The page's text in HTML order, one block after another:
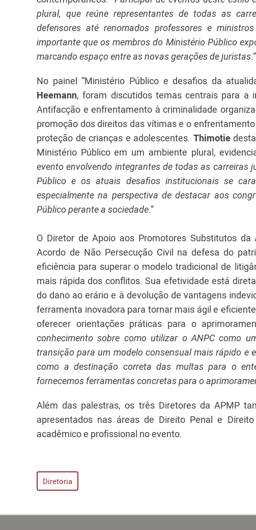
plural, que reúne representantes de todas as
defensores até renomados professores e
importante que os membros do Ministério Público
marcando espaço entre as novas gerações de juristas.”
No painel “Ministério Público e desafios da
Heemann, foram discutidos temas centrais para a
Antifacção e enfrentamento à criminalidade
promoção dos direitos das vítimas e o
proteção de crianças e adolescentes. Thimotie
Ministério Público em um ambiente plural,
evento envolvendo integrantes de todas as carreiras
Público e os atuais desafios institucionais se
especialmente na perspectiva de destacar aos
Público perante a sociedade.”
O Diretor de Apoio aos Promotores Substitutos da
Acordo de Não Persecução Civil na defesa do
eficiência para superar o modelo tradicional de
mais rápida dos conflitos. Sua efetividade está
do dano ao erário e à devolução de vantagens
ferramenta inovadora para tornar mais ágil e
oferecer orientações práticas para o
conhecimento sobre como utilizar o ANPC como
transição para um modelo consensual mais rápido e
como a destinação correta das multas para o
fornecemos ferramentas concretas para o
Além das palestras, os três Diretores da APMP
apresentados nas áreas de Direito Penal e
acadêmico e profissional no evento.
Diretoria